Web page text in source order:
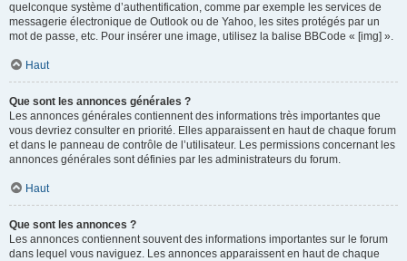
quelconque système d’authentification, comme par exemple les services de
messagerie électronique de Outlook ou de Yahoo, les sites protégés par un
mot de passe, etc. Pour insérer une image, utilisez la balise BBCode « [img] ».
Haut
Que sont les annonces générales ?
Les annonces générales contiennent des informations très importantes que
vous devriez consulter en priorité. Elles apparaissent en haut de chaque forum
et dans le panneau de contrôle de l’utilisateur. Les permissions concernant les
annonces générales sont définies par les administrateurs du forum.
Haut
Que sont les annonces ?
Les annonces contiennent souvent des informations importantes sur le forum
dans lequel vous naviguez. Les annonces apparaissent en haut de chaque